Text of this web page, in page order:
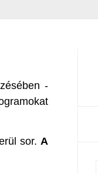
-
sor. A